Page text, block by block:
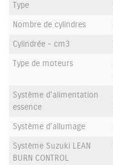
Type
Nombre de cylindres
Cylindrée - cm3
Type de moteurs
Système d'alimentation
essence
Système d'allumage
Système Suzuki LEAN
BURN CONTROL